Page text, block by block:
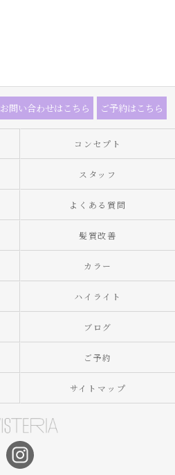
お問い合わせはこちら ご予約はこちら
コンセプト
スタッフ
よくある質問
髪質改善
カラー
ハイライト
ブログ
ご予約
サイトマップ